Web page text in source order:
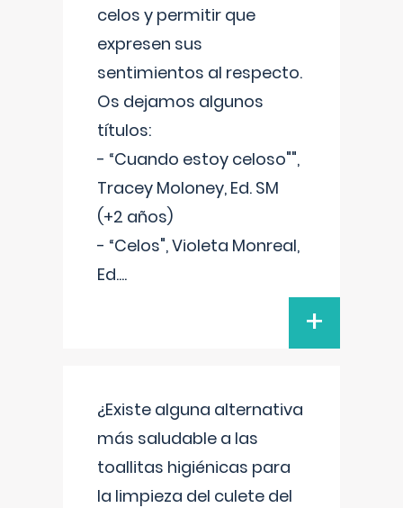
celos y permitir que
expresen sus
sentimientos al respecto.
Os dejamos algunos
títulos:
- “Cuando estoy celoso"",
Tracey Moloney, Ed. SM
(+2 años)
- “Celos", Violeta Monreal,
Ed....
+
¿Existe alguna alternativa
más saludable a las
toallitas higiénicas para
la limpieza del culete del